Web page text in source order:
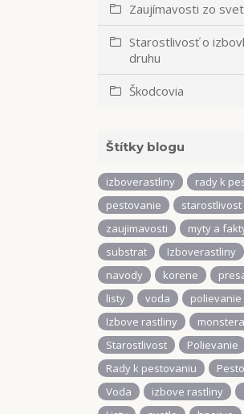
Zaujímavosti zo
Starostlivosť o
druhu
Škodcovia
Štítky blogu
izboverastliny
rady k
pestovanie
starostlivost
zaujimavosti
myty a
substrat
Izboverastliny
navody
korene
listy
voda
polievanie
Izbove rastliny
monstera
Starostlivost
Polievanie
Rady k pestovaniu
Voda
izbove rastliny